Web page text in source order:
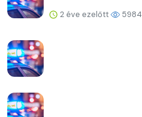
2 éve ezelőtt 5984